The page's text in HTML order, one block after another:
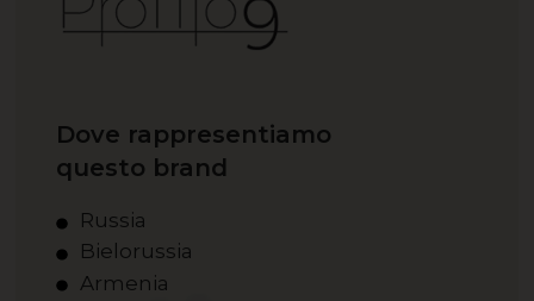
Dove rappresentiamo
questo brand
Russia
Bielorussia
Armenia